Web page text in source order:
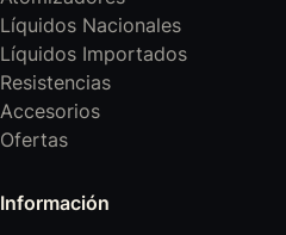
Líquidos Nacionales
Líquidos Importados
Resistencias
Accesorios
Ofertas
Información